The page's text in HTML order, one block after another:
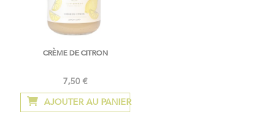
CRÈME DE CITRON
7,50 €
AJOUTER AU PANIER